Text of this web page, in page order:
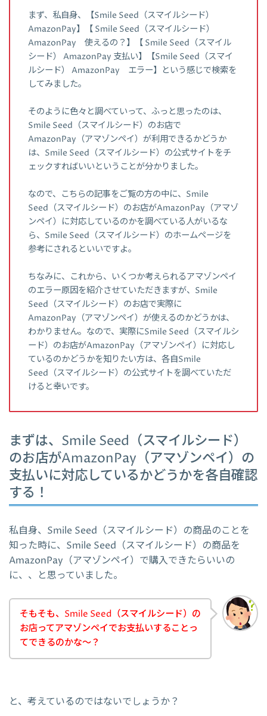
まず、私自身、【Smile Seed（スマイルシード）
AmazonPay】【 Smile Seed（スマイルシード）
AmazonPay 使えるの？】【 Smile Seed（スマイル
シード） AmazonPay 支払い】【Smile Seed（スマイ
ルシード） AmazonPay エラー】という感じで検索を
してみました。
そのように色々と調べていって、ふっと思ったのは、
Smile Seed（スマイルシード）のお店で
AmazonPay（アマゾンペイ）が利用できるかどうか
は、Smile Seed（スマイルシード）の公式サイトをチ
ェックすればいいということが分かりました。
なので、こちらの記事をご覧の方の中に、Smile
Seed（スマイルシード）のお店がAmazonPay（アマゾ
ンペイ）に対応しているのかを調べている人がいるな
ら、Smile Seed（スマイルシード）のホームページを
参考にされるといいですよ。
ちなみに、これから、いくつか考えられるアマゾンペイ
のエラー原因を紹介させていただきますが、Smile
Seed（スマイルシード）のお店で実際に
AmazonPay（アマゾンペイ）が使えるのかどうかは、
わかりません。なので、実際にSmile Seed（スマイルシ
ード）のお店がAmazonPay（アマゾンペイ）に対応し
ているのかどうかを知りたい方は、各自Smile
Seed（スマイルシード）の公式サイトを調べていただ
けると幸いです。
まずは、Smile Seed（スマイルシード）
のお店がAmazonPay（アマゾンペイ）の
支払いに対応しているかどうかを各自確認
する！
私自身、Smile Seed（スマイルシード）の商品のことを
知った時に、Smile Seed（スマイルシード）の商品を
AmazonPay（アマゾンペイ）で購入できたらいいの
に、、と思っていました。
そもそも、Smile Seed（スマイルシード）の
お店ってアマゾンペイでお支払いすることっ
てできるのかな～？
と、考えているのではないでしょうか？